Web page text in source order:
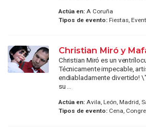
Actúa en:A Coruña
Tipos de evento:Fiestas,
Christian Miró y
Christian Miró es un
Técnicamente impecable,
endiabladamente divertido!
su ...
Actúa en:Avila, León, Madrid,
Tipos de evento:Cena,